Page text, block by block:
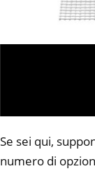
Se sei qui,
numero di